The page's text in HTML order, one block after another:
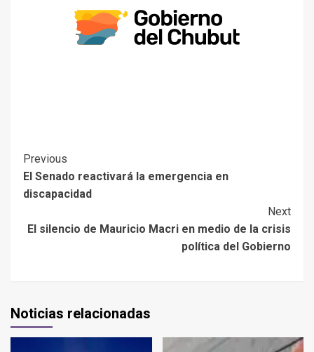
Previous
El Senado reactivará la emergencia en
discapacidad
Next
El silencio de Mauricio Macri en medio de la crisis
política del Gobierno
Noticias relacionadas